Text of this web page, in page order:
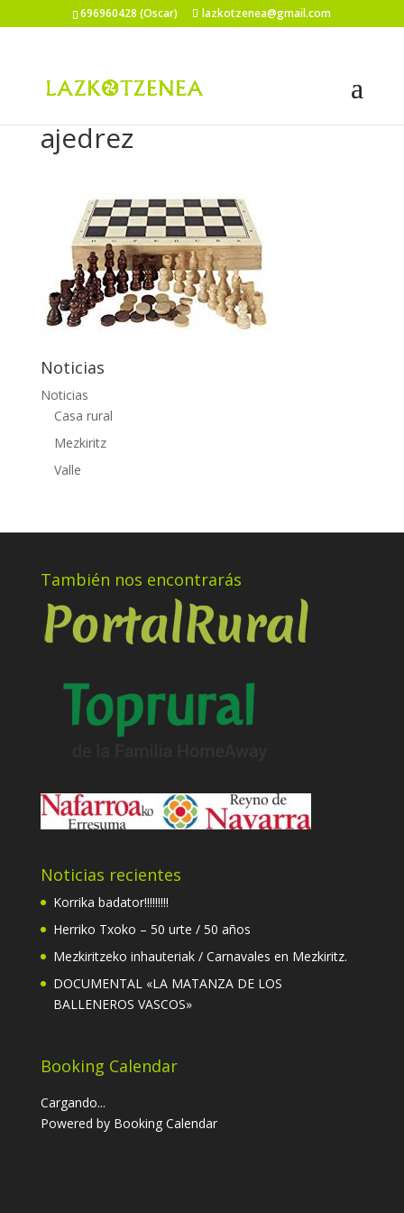
696960428 (Oscar) lazkotzenea@gmail.com
ajedrez
Noticias
Noticias
Casa rural
Mezkiritz
Valle
También nos encontrarás
Noticias recientes
Korrika badator!!!!!!!!!
Herriko Txoko – 50 urte / 50 años
Mezkiritzeko inhauteriak / Carnavales en Mezkiritz.
DOCUMENTAL «LA MATANZA DE LOS
BALLENEROS VASCOS»
Booking Calendar
Cargando...
Powered by Booking Calendar